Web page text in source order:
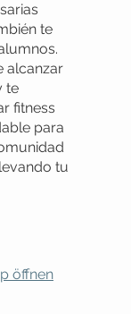
te
alcanzar
te
fitness
para
tu
öffnen